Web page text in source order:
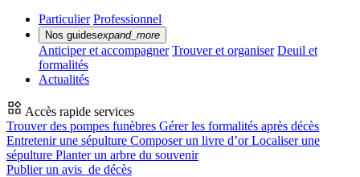
Particulier Professionnel
Nos guidesexpand_more
Anticiper et accompagner Trouver et organiser Deuil et
formalités
Actualités
Accès rapide services
Trouver des pompes funèbres Gérer les formalités après décès
Entretenir une sépulture Composer un livre d’orLocaliser une
sépulture Planter un arbre du souvenir
Publier un avis de décès